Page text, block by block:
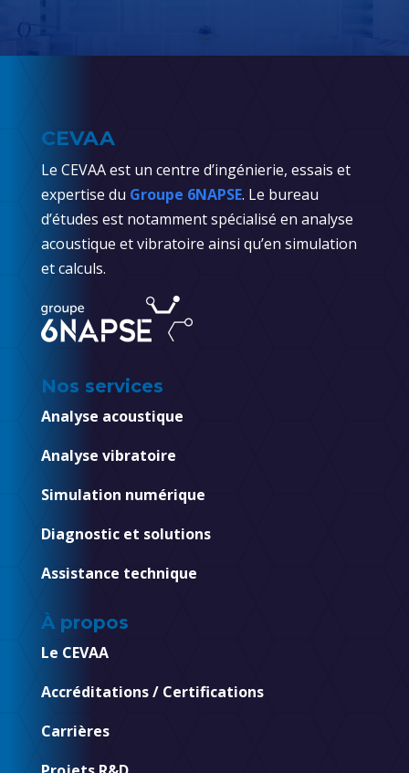
CEVAA
Le CEVAA est un centre d’ingénierie, essais et
expertise du Groupe 6NAPSE. Le bureau
d’études est notamment spécialisé en analyse
acoustique et vibratoire ainsi qu’en simulation
et calculs.
Nos services
Analyse acoustique
Analyse vibratoire
Simulation numérique
Diagnostic et solutions
Assistance technique
À propos
Le CEVAA
Accréditations / Certifications
Carrières